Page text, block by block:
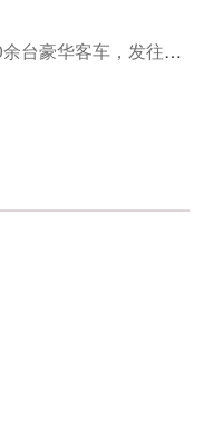
今天，南昌经开区300余台豪华客车，发往中东！